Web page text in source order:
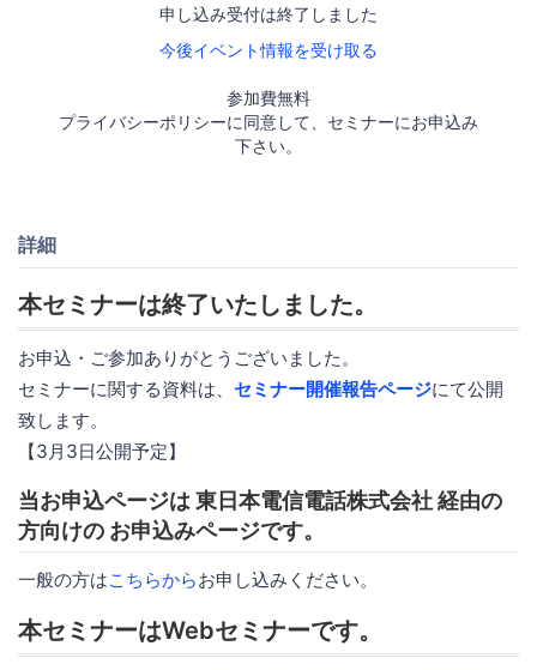
申し込み受付は終了しました
今後イベント情報を受け取る
参加費無料
プライバシーポリシーに同意して、セミナーにお申込み
下さい。
詳細
本セミナーは終了いたしました。
お申込・ご参加ありがとうございました。
セミナーに関する資料は、 セミナー開催報告ページにて公開
致します。
【3月3日公開予定】
当お申込ページは 東日本電信電話株式会社 経由の
方向けの お申込みページです。
一般の方はこちらからお申し込みください。
本セミナーはWebセミナーです。